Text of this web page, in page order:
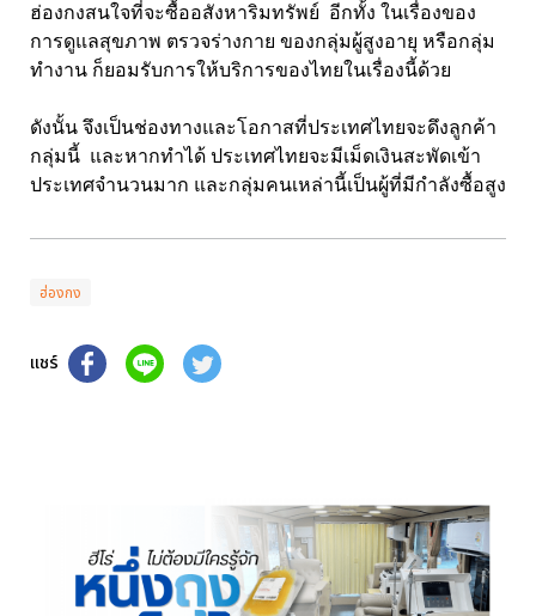
ฮ่องกงสนใจที่จะซื้ออสังหาริมทรัพย์ อีกทั้ง ในเรื่องของ
การดูแลสุขภาพ ตรวจร่างกาย ของกลุ่มผู้สูงอายุ หรือกลุ่ม
ทำงาน ก็ยอมรับการให้บริการของไทยในเรื่องนี้ด้วย
ดังนั้น จึงเป็นช่องทางและโอกาสที่ประเทศไทยจะดึงลูกค้า
กลุ่มนี้ และหากทำได้ ประเทศไทยจะมีเม็ดเงินสะพัดเข้า
ประเทศจำนวนมาก และกลุ่มคนเหล่านี้เป็นผู้ที่มีกำลังซื้อสูง
ฮ่องกง
แชร์